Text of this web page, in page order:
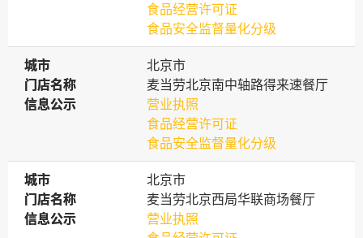
食品经营许可证
食品安全监督量化分级
城市
城市
北京市
门店名称
门店名称
麦当劳北京南中轴路得来速餐厅
信息公示
信息公示
营业执照
食品经营许可证
食品安全监督量化分级
城市
城市
北京市
门店名称
门店名称
麦当劳北京西局华联商场餐厅
信息公示
信息公示
营业执照